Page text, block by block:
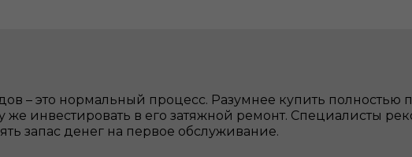
– это нормальный процесс. Разумнее купить
инвестировать в его затяжной ремонт. Специалисты
запас денег на первое обслуживание.